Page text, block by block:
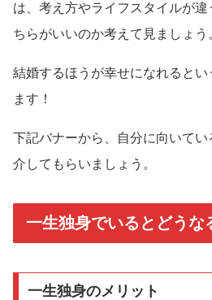
は、考え方やライフスタイルが
ちらがいいのか考えて見ましょう
結婚するほうが幸せになれると
ます！
下記バナーから、自分に向いて
介してもらいましょう。
一生独身でいるとどうな
一生独身のメリット